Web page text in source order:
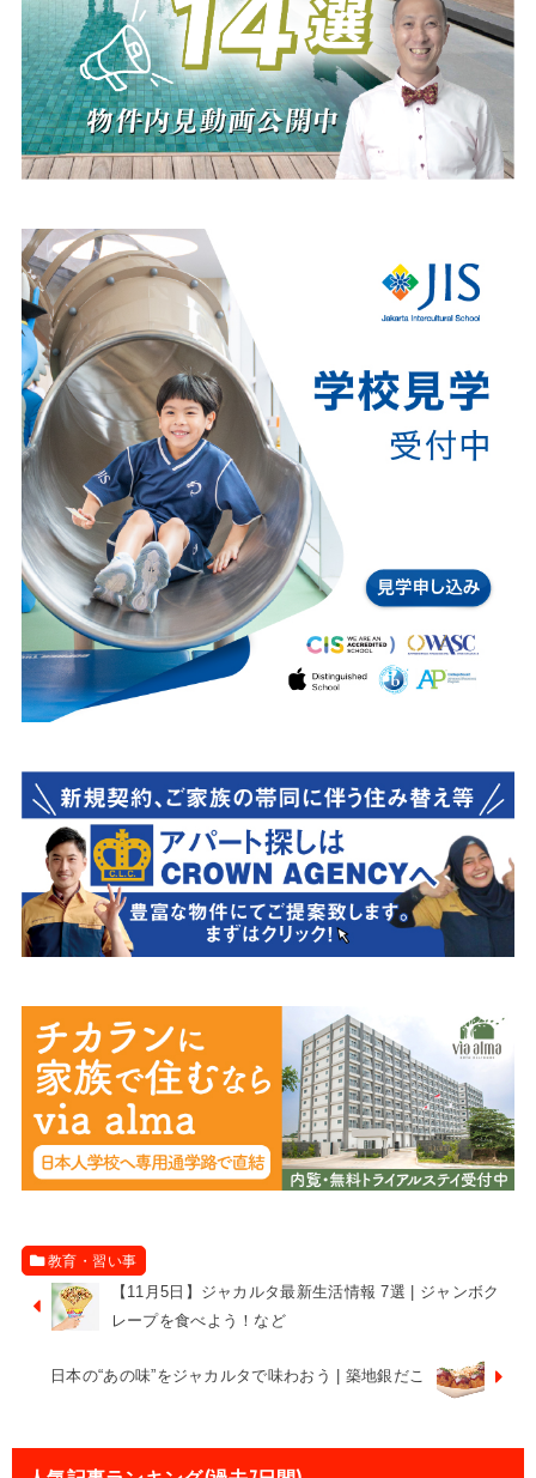
教育・習い事
【11月5日】ジャカルタ最新生活情報 7選 | ジャンボク
レープを食べよう！など
日本の“あの味”をジャカルタで味わおう | 築地銀だこ